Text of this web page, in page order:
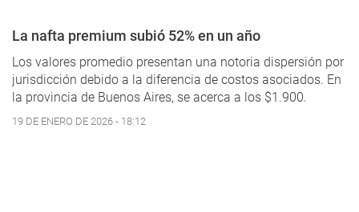
La nafta premium subió 52% en un año
Los valores promedio presentan una notoria dispersión por
jurisdicción debido a la diferencia de costos asociados. En
la provincia de Buenos Aires, se acerca a los $1.900.
19 DE ENERO DE 2026 - 18:12